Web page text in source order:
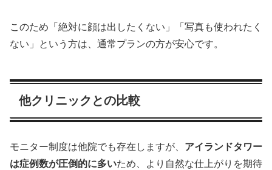
このため「絶対に顔は出したくない」「写真も使われたく
ない」という方は、通常プランの方が安心です。
他クリニックとの比較
モニター制度は他院でも存在しますが、 アイランドタワー
は症例数が圧倒的に多いため、より自然な仕上がりを期待